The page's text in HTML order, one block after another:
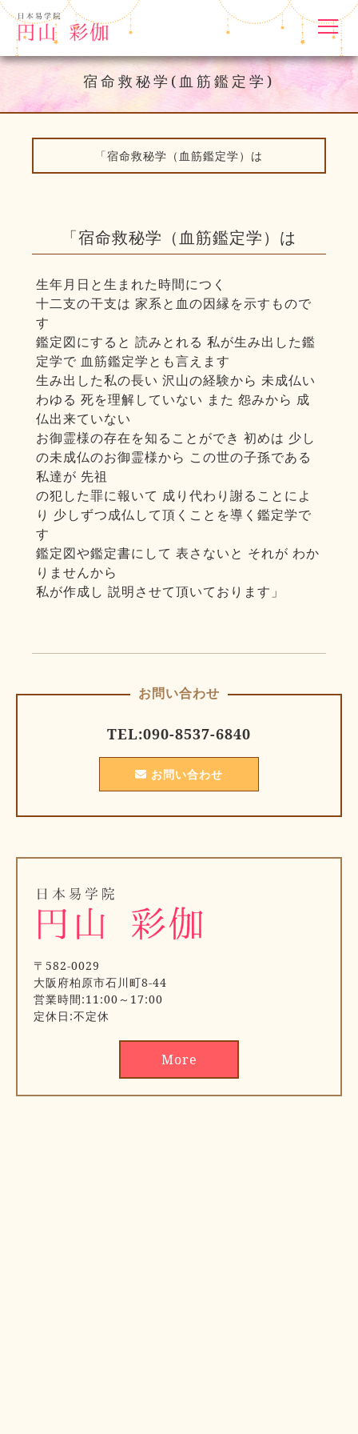
宿命救秘学(血筋鑑定学)
「宿命救秘学（血筋鑑定学）は
「宿命救秘学（血筋鑑定学）は
生年月日と生まれた時間につく
十二支の干支は 家系と血の因縁を示すもので
す
鑑定図にすると 読みとれる 私が生み出した鑑
定学で 血筋鑑定学とも言えます
生み出した私の長い 沢山の経験から 未成仏い
わゆる 死を理解していない また 怨みから 成
仏出来ていない
お御霊様の存在を知ることができ 初めは 少し
の未成仏のお御霊様から この世の子孫である
私達が 先祖
の犯した罪に報いて 成り代わり謝ることによ
り 少しずつ成仏して頂くことを導く鑑定学で
す
鑑定図や鑑定書にして 表さないと それが わか
りませんから
私が作成し 説明させて頂いております」
お問い合わせ
TEL:090-8537-6840
お問い合わせ
〒582-0029
大阪府柏原市石川町8-44
営業時間:11:00～17:00
定休日:不定休
More